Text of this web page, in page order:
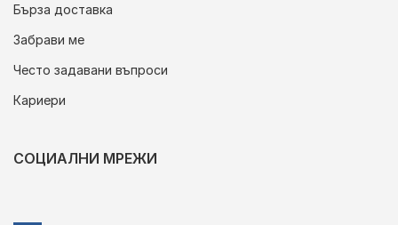
Бърза доставка
Забрави ме
Често задавани въпроси
Кариери
СОЦИАЛНИ МРЕЖИ